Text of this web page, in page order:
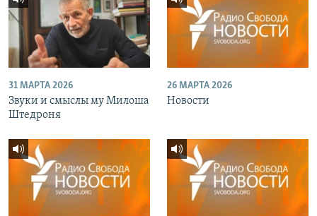
31 МАРТА 2026
Звуки и смыслы му Милоша
Штедроня
26 МАРТА 2026
Новости